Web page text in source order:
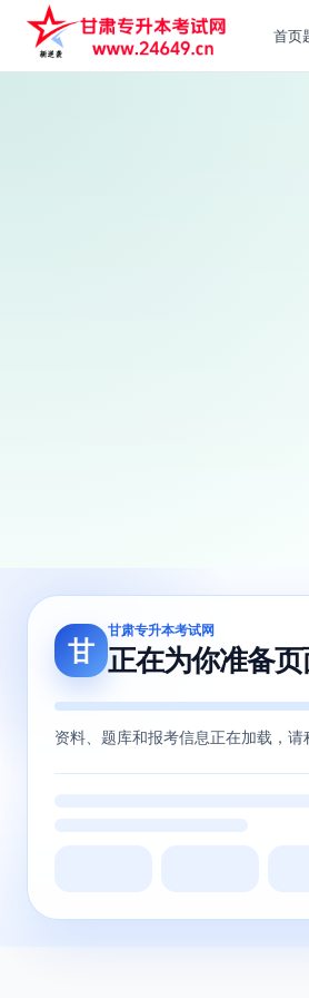
首页
甘
甘肃专升本考试网
正在为你准备
资料、题库和报考信息正在加载，请
关于我们
用户协议
隐私政策